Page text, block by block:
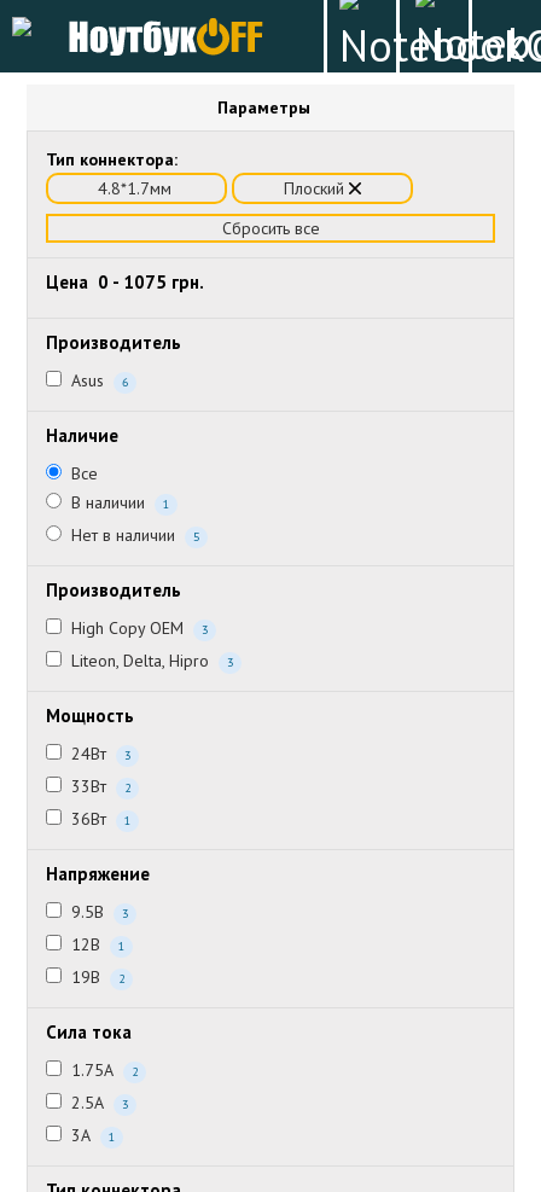
Параметры
Тип коннектора:
4.8*1.7мм
Плоский
Сбросить все
Цена 0 - 1075 грн.
Производитель
Asus 6
Наличие
Все
В наличии
1
Нет в наличии 5
Производитель
High Copy OEM 3
Liteon, Delta, Hipro 3
Мощность
24Вт 3
33Вт 2
36Вт 1
Напряжение
9.5В 3
12В 1
19В 2
Сила тока
1.75А 2
2.5А 3
3А 1